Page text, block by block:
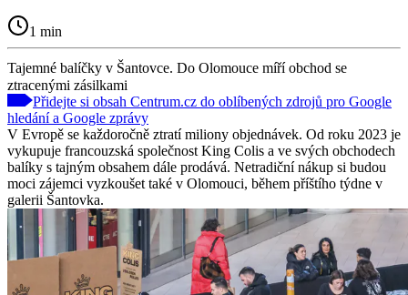
1 min
Tajemné balíčky v Šantovce. Do Olomouce míří obchod se
ztracenými zásilkami
Přidejte si obsah Centrum.cz do oblíbených zdrojů pro Google
hledání a Google zprávy
V Evropě se každoročně ztratí miliony objednávek. Od roku 2023 je
vykupuje francouzská společnost King Colis a ve svých obchodech
balíky s tajným obsahem dále prodává. Netradiční nákup si budou
moci zájemci vyzkoušet také v Olomouci, během příštího týdne v
galerii Šantovka.